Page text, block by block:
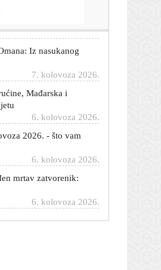
7. kolovoza 2026.
Mađarska i
6. kolovoza 2026.
2026. - što vam
6. kolovoza 2026.
mrtav zatvorenik:
6. kolovoza 2026.
će uskoro završiti,